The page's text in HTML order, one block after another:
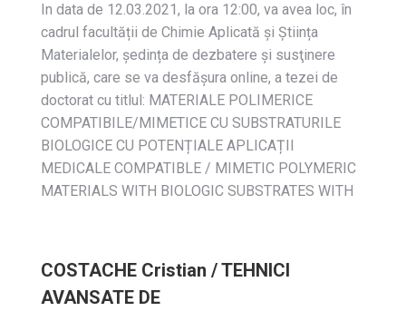
In data de 12.03.2021, la ora 12:00, va avea loc, în
cadrul facultății de Chimie Aplicată și Știința
Materialelor, ședința de dezbatere și susţinere
publică, care se va desfășura online, a tezei de
doctorat cu titlul: MATERIALE POLIMERICE
COMPATIBILE/MIMETICE CU SUBSTRATURILE
BIOLOGICE CU POTENȚIALE APLICAȚII
MEDICALE COMPATIBLE / MIMETIC POLYMERIC
MATERIALS WITH BIOLOGIC SUBSTRATES WITH
COSTACHE Cristian / TEHNICI
AVANSATE DE